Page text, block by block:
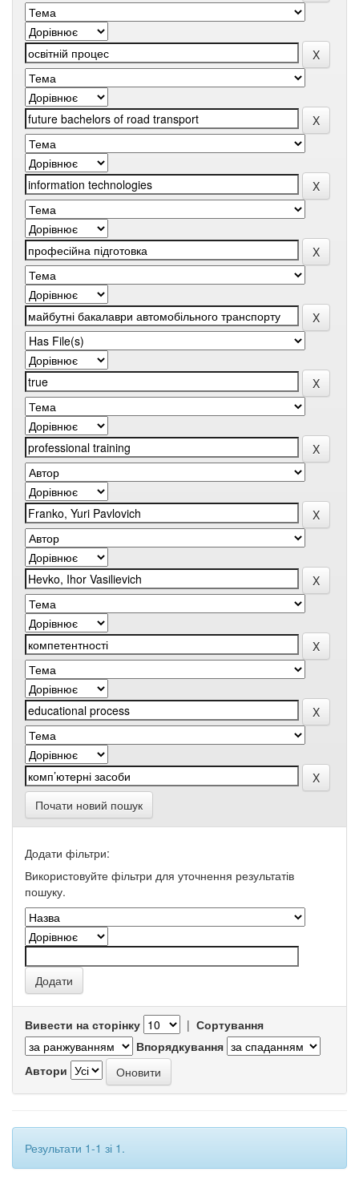
Почати новий пошук
Додати фільтри:
Використовуйте фільтри для уточнення результатів
пошуку.
Вивести на сторінку | Сортування
Впорядкування
Автори
Результати 1-1 зі 1.